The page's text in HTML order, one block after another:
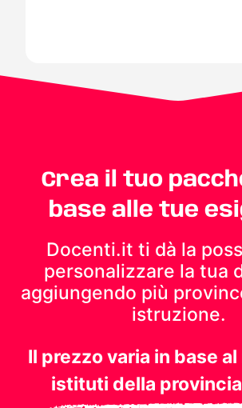
Crea il tuo
base alle tue
Docenti.it ti dà la
personalizzare la tua
aggiungendo più
istruzione.
Il prezzo varia in base
istituti della